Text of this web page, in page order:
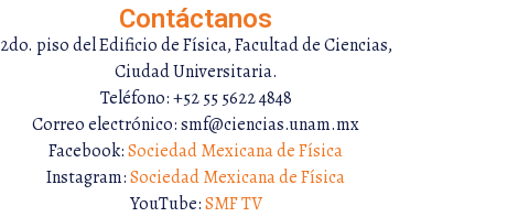
Contáctanos
2do. piso del Edificio de Física, Facultad de Ciencias,
Ciudad Universitaria.
Teléfono: +52 55 5622 4848
Correo electrónico: smf@ciencias.unam.mx
Facebook:Sociedad Mexicana de Física
Instagram:Sociedad Mexicana de Física
YouTube:SMF TV